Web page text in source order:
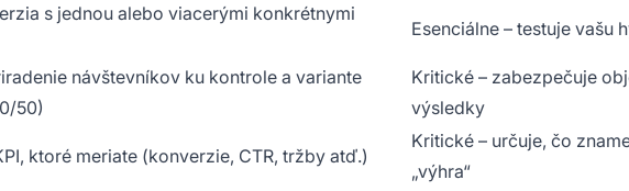
s jednou alebo viacerými konkrétnymi
Esenciálne – testuje vašu
návštevníkov ku kontrole a variante
50)
Kritické – zabezpečuje
výsledky
ktoré meriate (konverzie, CTR, tržby atď.)
Kritické – určuje, čo
„výhra“